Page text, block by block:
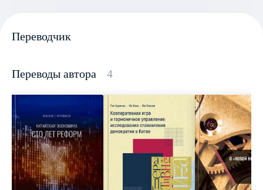
Переводчик
Переводы автора 4